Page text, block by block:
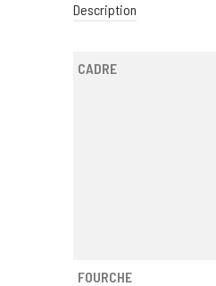
Description
CADRE
FOURCHE